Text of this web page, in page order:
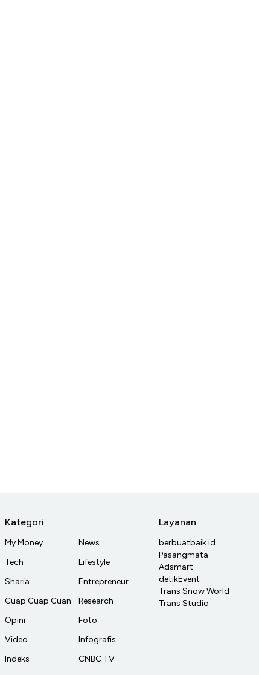
Kategori
My Money
Tech
Sharia
Cuap Cuap Cuan
Opini
Video
Indeks
News
Lifestyle
Entrepreneur
Research
Foto
Infografis
CNBC TV
Layanan
berbuatbaik.id
Pasangmata
Adsmart
detikEvent
Trans Snow World
Trans Studio